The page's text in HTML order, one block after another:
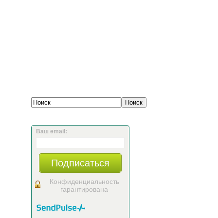
Ваш email:
Подписаться
Конфиденциальность
гарантирована